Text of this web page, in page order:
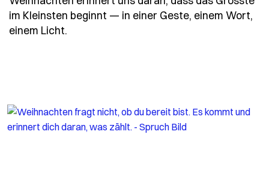
im Kleinsten beginnt — in einer Geste, einem Wort,
einem Licht.